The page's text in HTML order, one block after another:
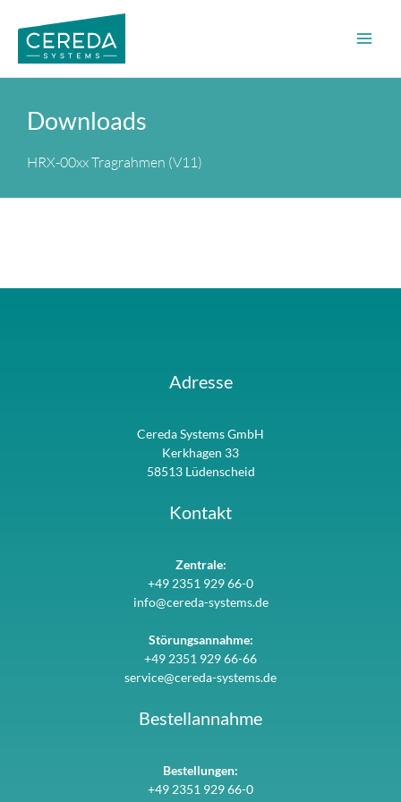
Inhalt
springen
Downloads
HRX-00xx Tragrahmen (V11)
Adresse
Cereda Systems GmbH
Kerkhagen 33
58513 Lüdenscheid
Kontakt
Zentrale:
+49 2351 929 66-0
info@cereda-systems.de
Störungsannahme:
+49 2351 929 66-66
service@cereda-systems.de
Bestellannahme
Bestellungen:
+49 2351 929 66-0